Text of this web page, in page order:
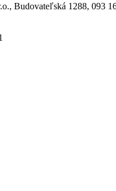
Budovateľská 1288, 093